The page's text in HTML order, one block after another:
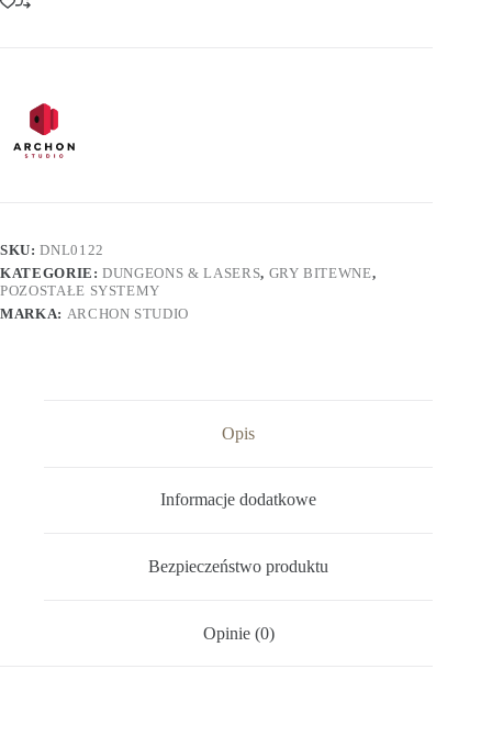
SKU:DNL0122
KATEGORIE:DUNGEONS & LASERS, GRY BITEWNE,
POZOSTAŁE SYSTEMY
MARKA: ARCHON STUDIO
Opis
Informacje dodatkowe
Bezpieczeństwo produktu
Opinie (0)